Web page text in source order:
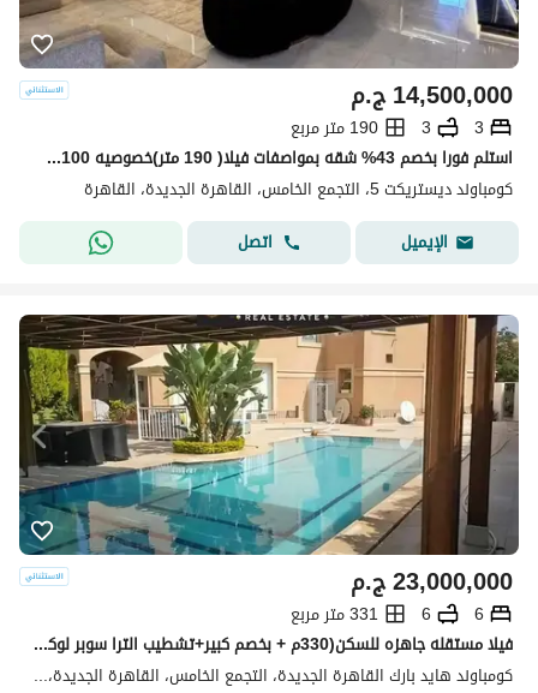
ج.م14,500,000
3
3
190 متر مربع
استلم فورا بخصم 43% شقه بمواصفات فيلا( 190 متر)خصوصيه 100% للبيع في ديستريكت 5 - District 5 التجمع الخامس دقائق من ميفيدا وهايد بارك وماونتن فيو
كومباوند ديستريكت 5، التجمع الخامس، القاهرة الجديدة، القاهرة
الإيميل
اتصل
ج.م23,000,000
6
6
331 متر مربع
فيلا مستقله جاهزه للسكن(330م + بخصم كبير+تشطيب الترا سوبر لوكس)فيلا للبيع في هايد بارك التجمع الخامس القاهره الجديده Hyde park بجوارMivida&ماونتن فيو
كومباوند هايد بارك القاهرة الجديدة، التجمع الخامس، القاهرة الجديدة، القاهرة